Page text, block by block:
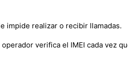
impide realizar o recibir llamadas.
verifica el IMEI cada vez